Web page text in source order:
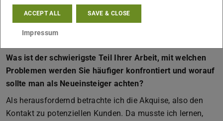
Berufliche
Herausforderungen
Was ist der schwierigste Teil Ihrer Arbeit, mit welchen
Problemen werden Sie häufiger konfrontiert und worauf
sollte man als Neueinsteiger achten?
Als herausfordernd betrachte ich die Akquise, also den
Kontakt zu potenziellen Kunden. Da musste ich lernen,
ACCEPT ALL SAVE & CLOSE
Impressum